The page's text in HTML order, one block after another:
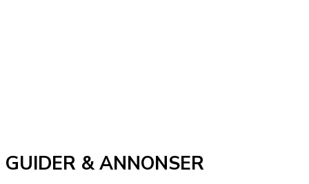
GUIDER & ANNONSER